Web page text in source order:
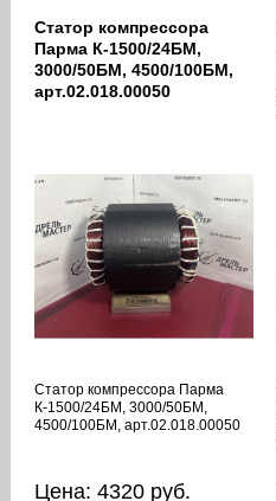
Статор компрессора
Парма К-1500/24БМ,
3000/50БМ, 4500/100БМ,
арт.02.018.00050
Статор компрессора Парма
К-1500/24БМ, 3000/50БМ,
4500/100БМ, арт.02.018.00050
Цена:4320 руб.